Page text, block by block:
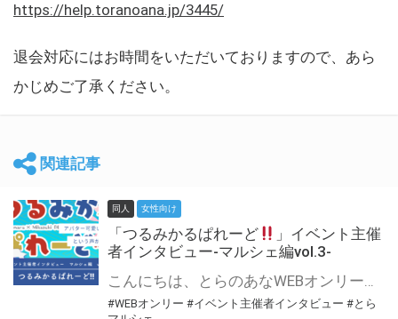
https://help.toranoana.jp/3445/
退会対応にはお時間をいただいておりますので、あら
かじめご了承ください。
関連記事
同人 女性向け
「つるみかるぱれーど
」イベント主催
者インタビュー-マルシェ編vol.3-
こんにちは、とらのあなWEBオンリー運営スタッフです。 新たにお届けする、イベント主催者インタビュー-マルシェ編-は、 とらのあなWEBオンリー「マルシェ」をご利用した主催様に 「マルシェ」を使って開催した感想や心がけをお聞きする企画です。 今回は、WEBオンリー初開催「つるみかるぱれーど
#WEBオンリー #イベント主催者インタビュー #とら